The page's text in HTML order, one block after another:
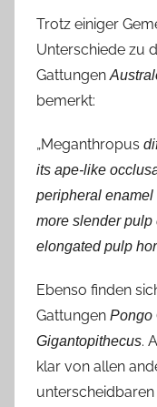
Trotz einiger
Unterschiede zu
Gattungen
bemerkt:
„Meganthropus
its ape-like
peripheral enamel
more slender
elongated pulp
Ebenso finden
Gattungen Pongo
Gigantopithecus.
klar von allen